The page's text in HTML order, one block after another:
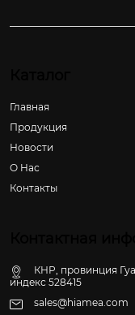
Главная
Продукция
Новости
О Hас
Контакты
КНР, провинция
индекс 528415
sales@hiamea.com